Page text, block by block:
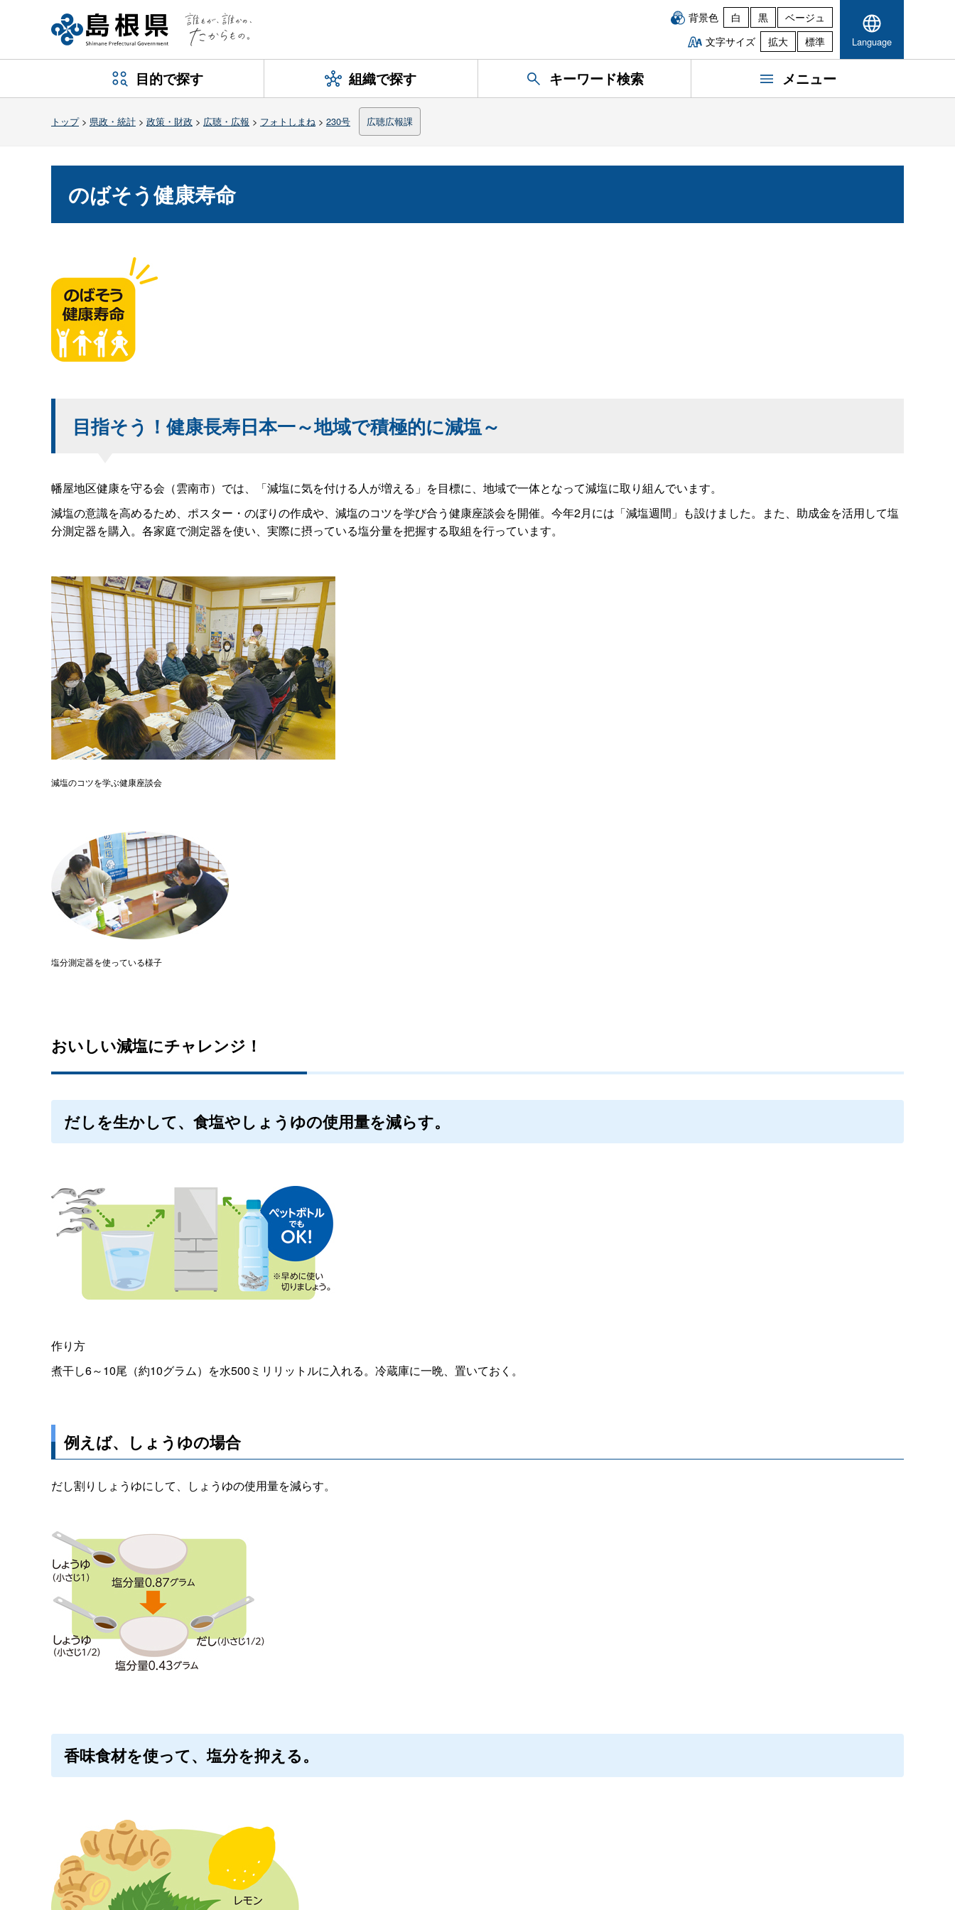
背景色 白 黒
ベージュ
文字サイズ
拡大 標準 Language
目的で探す 組織で探す キーワード検索 メニュー
トップ> 県政・統計 > 政策・財政 > 広聴・広報 > フォトしまね > 230号 広聴広報課
のばそう健康寿命
目指そう！健康長寿日本一～地域で積極的に減塩～
幡屋地区健康を守る会（雲南市）では、「減塩に気を付ける人が増える」を目標に、地域で一体となって減塩に取り組んでいます。
減塩の意識を高めるため、ポスター・のぼりの作成や、減塩のコツを学び合う健康座談会を開催。今年2月には「減塩週間」も設けました。また、助成金を活用して塩
分測定器を購入。各家庭で測定器を使い、実際に摂っている塩分量を把握する取組を行っています。
減塩のコツを学ぶ健康座談会
塩分測定器を使っている様子
おいしい減塩にチャレンジ！
だしを生かして、食塩やしょうゆの使用量を減らす。
作り方
煮干し6～10尾（約10グラム）を水500ミリリットルに入れる。冷蔵庫に一晩、置いておく。
例えば、しょうゆの場合
だし割りしょうゆにして、しょうゆの使用量を減らす。
香味食材を使って、塩分を抑える。